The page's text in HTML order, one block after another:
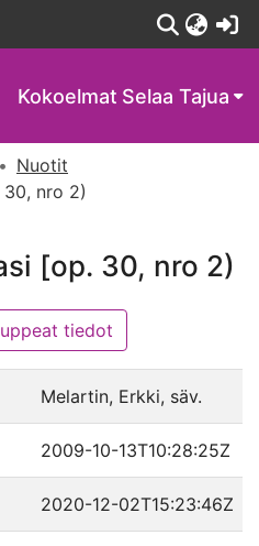
Kokoelmat Selaa Tajua
Nuotit
nro 2)
[op. 30, nro 2)
tiedot
Melartin, Erkki, säv.
2009-10-13T10:28:25Z
2020-12-02T15:23:46Z